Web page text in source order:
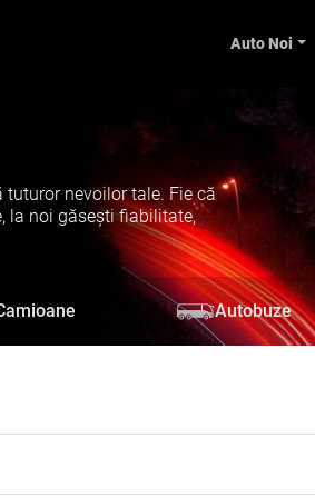
Auto Noi
nevoilor tale. Fie că
la noi găsești fiabilitate,
Autobuze